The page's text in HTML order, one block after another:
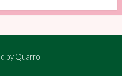
by Quarro